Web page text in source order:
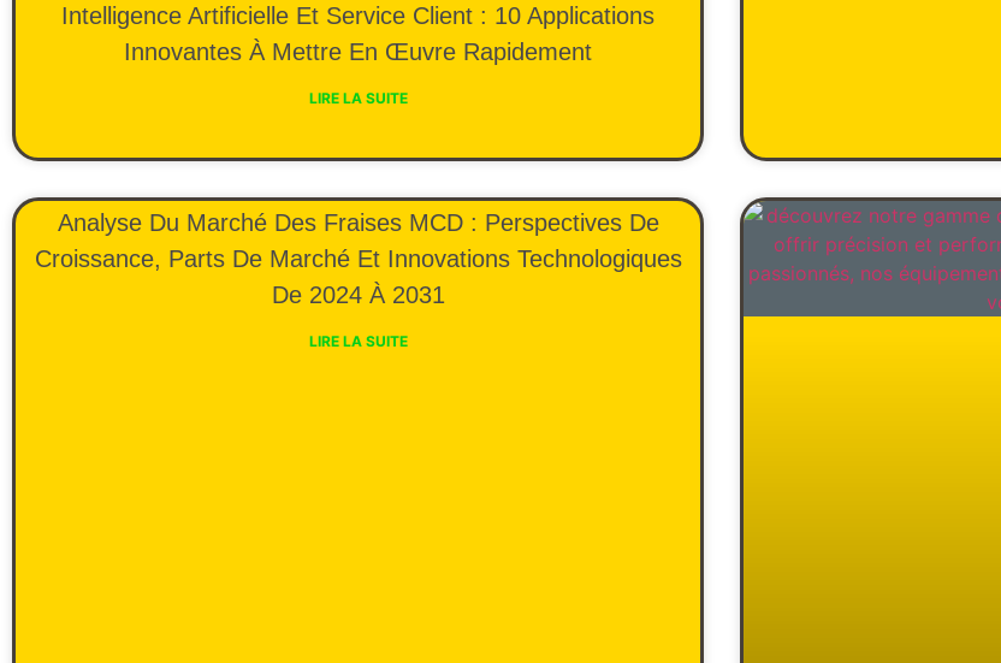
Intelligence Artificielle Et Service Client : 10 Applications
Innovantes À Mettre En Œuvre Rapidement
LIRE LA SUITE
Analyse Du Marché Des Fraises MCD : Perspectives De
Croissance, Parts De Marché Et Innovations Technologiques
De 2024 À 2031
LIRE LA SUITE